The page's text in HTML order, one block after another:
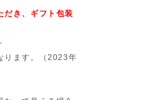
だき、ギフト包装
ります。（2023年